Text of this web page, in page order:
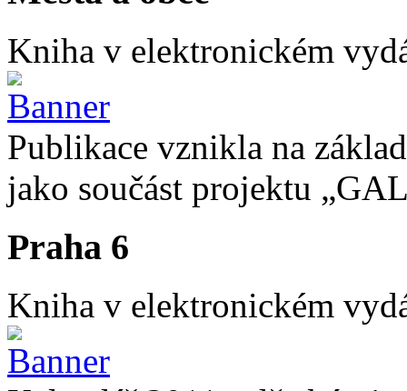
Kniha v elektronickém
Publikace vznikla na
jako součást projektu
Praha 6
Kniha v elektronickém